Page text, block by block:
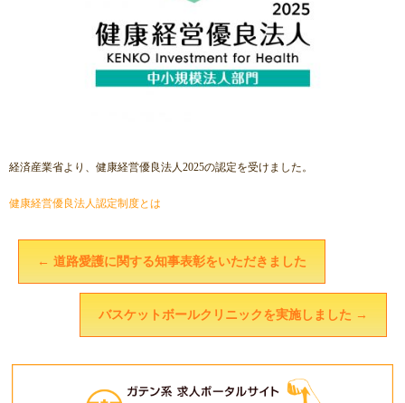
経済産業省より、健康経営優良法人2025の認定を受けました。
健康経営優良法人認定制度とは
← 道路愛護に関する知事表彰をいただきました
バスケットボールクリニックを実施しました →